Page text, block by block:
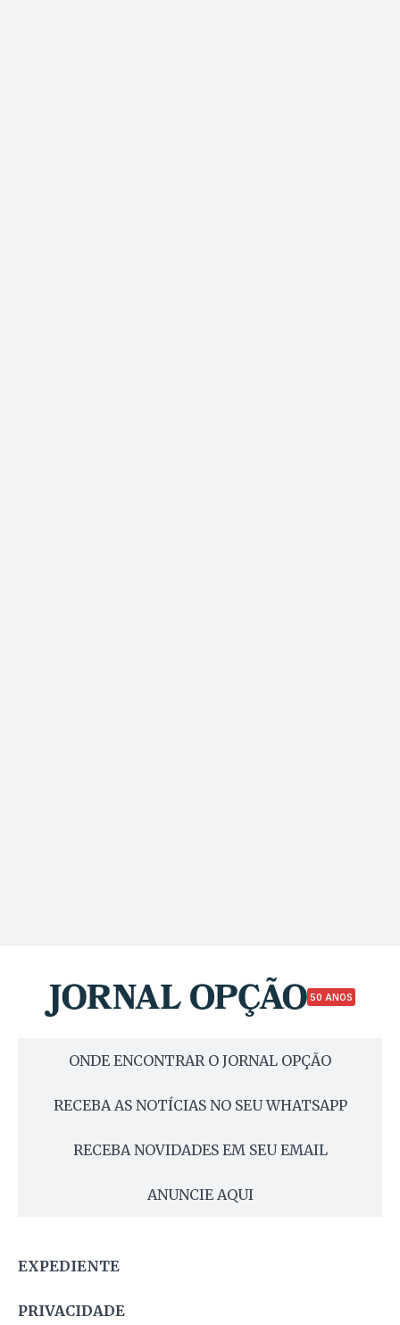
50 ANOS
ONDE ENCONTRAR O JORNAL OPÇÃO
RECEBA AS NOTÍCIAS NO SEU WHATSAPP
RECEBA NOVIDADES EM SEU EMAIL
ANUNCIE AQUI
EXPEDIENTE
PRIVACIDADE